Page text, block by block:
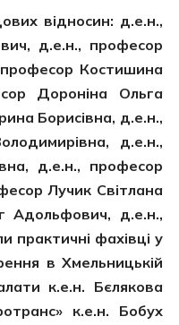
відносин: д.е.н.,
д.е.н., професор
Костишина
Дороніна Ольга
Борисівна, д.е.н.,
д.е.н.,
д.е.н., професор
Лучик Світлана
Адольфович, д.е.н.,
фахівці у
в Хмельницькій
к.е.н. Бєлякова
к.е.н. Бобух